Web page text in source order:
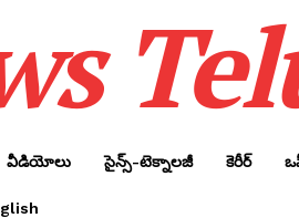
వీడియోలు సైన్స్‌-టెక్నాలజీ కెరీర్‌